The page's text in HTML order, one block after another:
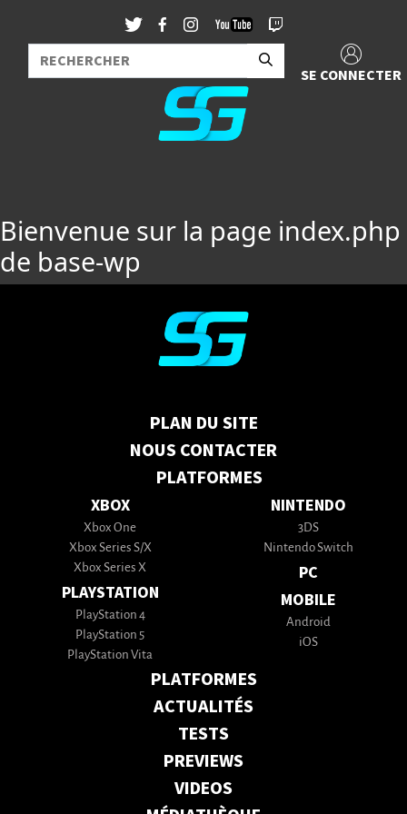
SE CONNECTER
Bienvenue sur la page index.php
de base-wp
PLAN DU SITE
NOUS CONTACTER
PLATFORMES
XBOX
Xbox One
Xbox Series S/X
Xbox Series X
PLAYSTATION
PlayStation 4
PlayStation 5
PlayStation Vita
NINTENDO
3DS
Nintendo Switch
PC
MOBILE
Android
iOS
PLATFORMES
ACTUALITÉS
TESTS
PREVIEWS
VIDEOS